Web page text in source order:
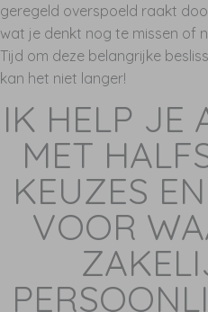
geregeld overspoeld raakt
wat je denkt nog te missen of
Tijd om deze belangrijke
kan het niet langer!
IK HELP JE
MET
KEUZES
VOOR